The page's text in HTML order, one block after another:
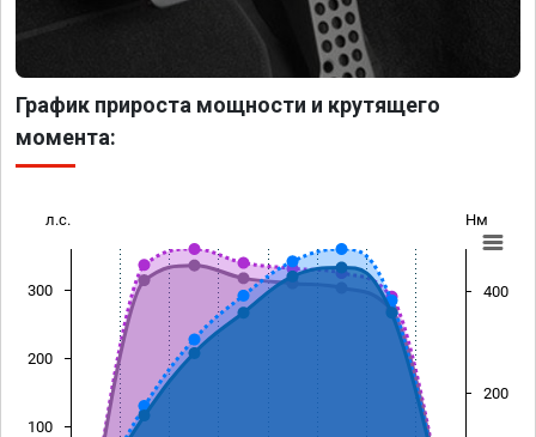
График прироста мощности и крутящего
момента:
л.с. Нм
100
200
300
200
400